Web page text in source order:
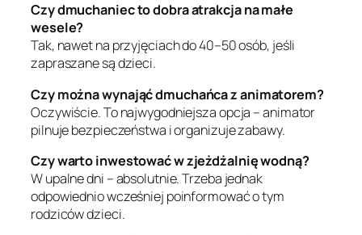
Czy dmuchaniec to dobra atrakcja na małe
wesele?
Tak, nawet na przyjęciach do 40–50 osób, jeśli
zapraszane są dzieci.
Czy można wynająć dmuchańca z animatorem?
Oczywiście. To najwygodniejsza opcja – animator
pilnuje bezpieczeństwa i organizuje zabawy.
Czy warto inwestować w zjeżdżalnię wodną?
W upalne dni – absolutnie. Trzeba jednak
odpowiednio wcześniej poinformować o tym
rodziców dzieci.